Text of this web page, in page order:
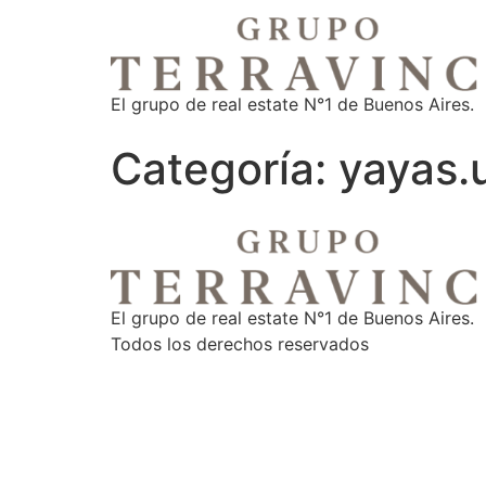
El grupo de real estate N°1 de Buenos Aires.
Categoría:
El grupo de real estate N°1 de Buenos Aires.
Todos los derechos reservados